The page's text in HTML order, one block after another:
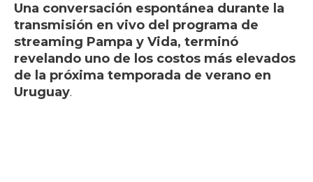
Una conversación espontánea durante la
transmisión en vivo del programa de
streaming Pampa y Vida, terminó
revelando uno de los costos más elevados
de la próxima temporada de verano en
Uruguay.